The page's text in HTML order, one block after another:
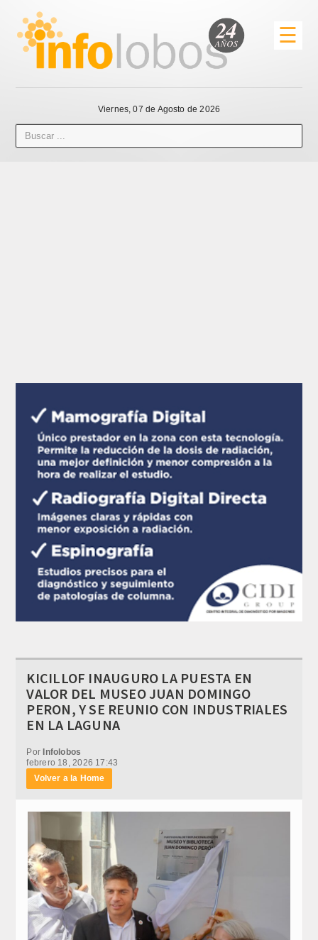
☰
Viernes, 07 de Agosto de 2026
KICILLOF INAUGURO LA PUESTA EN
VALOR DEL MUSEO JUAN DOMINGO
PERON, Y SE REUNIO CON INDUSTRIALES
EN LA LAGUNA
PorInfolobos
febrero 18, 2026 17:43
Volver a la Home